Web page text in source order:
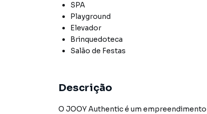
SPA
Playground
Elevador
Brinquedoteca
Salão de Festas
Descrição
O JOOY Authentic é um